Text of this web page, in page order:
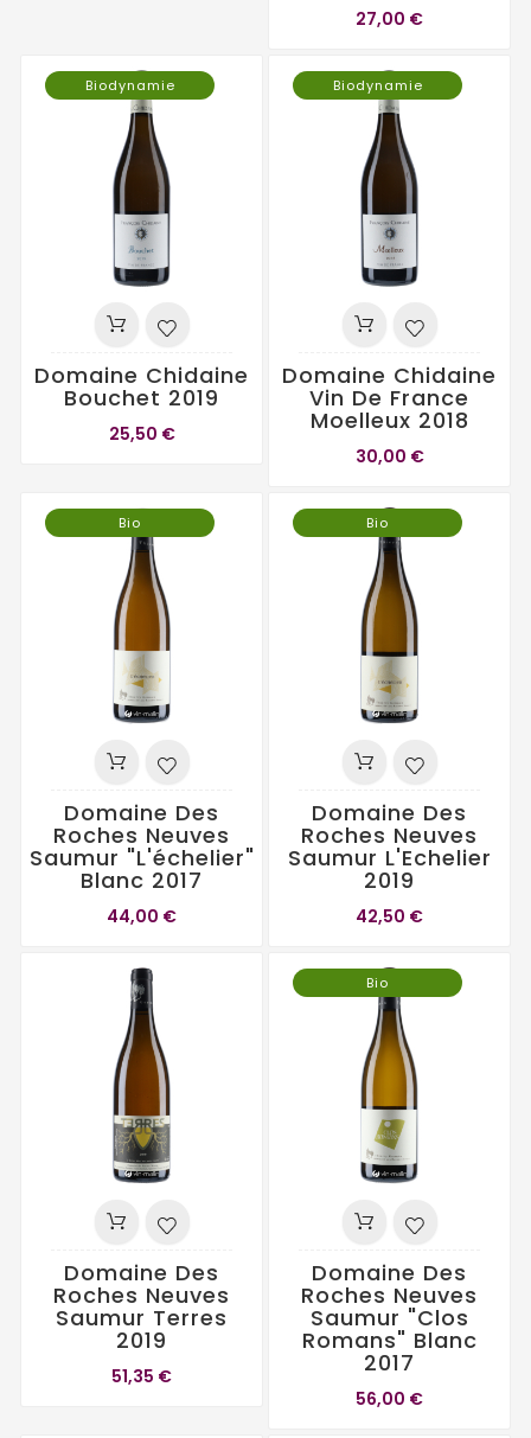
27,00 €
Biodynamie
Domaine Chidaine
Bouchet 2019
25,50 €
Biodynamie
Domaine Chidaine
Vin De France
Moelleux 2018
30,00 €
Bio
Domaine Des
Roches Neuves
Saumur "L'échelier"
Blanc 2017
44,00 €
Bio
Domaine Des
Roches Neuves
Saumur L'Echelier
2019
42,50 €
Domaine Des
Roches Neuves
Saumur Terres
2019
51,35 €
Bio
Domaine Des
Roches Neuves
Saumur "Clos
Romans" Blanc
2017
56,00 €